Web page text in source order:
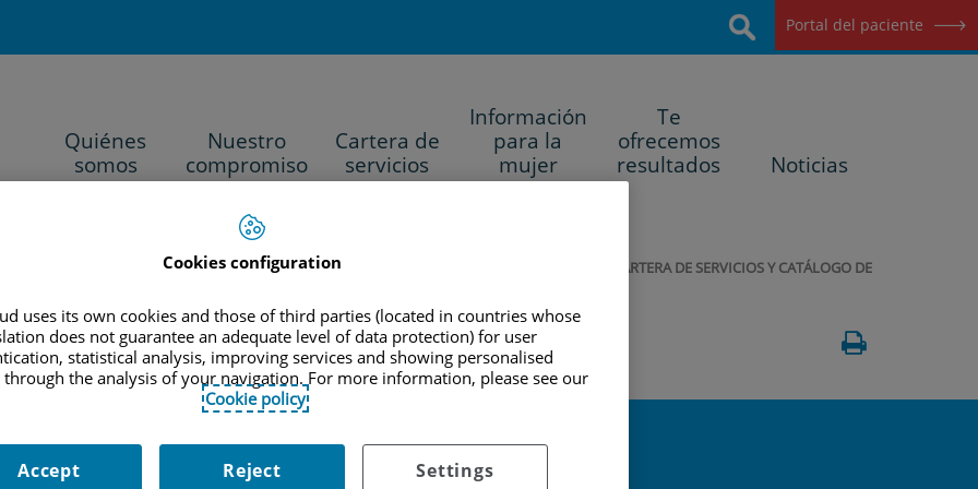
Buscar
Portal del paciente
Quiénes
somos
Nuestro
compromiso
Cartera de
servicios
Información
para la
mujer
Te
ofrecemos
resultados
Noticias
Y PATOLOGÍA MAMARIA|ATENCIÓN A LAS ENFERMEDADES DE LA MAMA
CARTERA DE SERVICIOS Y CATÁLOGO DE
catálogo de procedimientos
Cookies configuration
uses its own cookies and those of third parties (located in countries whose
does not guarantee an adequate level of data protection) for user
statistical analysis, improving services and showing personalised
the analysis of your navigation. For more information, please see our
Cookie policy
Settings
Reject
Accept